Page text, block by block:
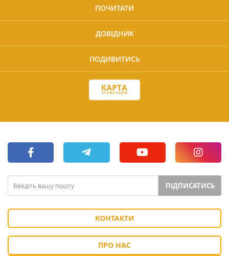
ПОЧИТАТИ
ДОВІДНИК
ПОДИВИТИСЬ
ПІДПИСАТИСЬ
КОНТАКТИ
ПРО НАС